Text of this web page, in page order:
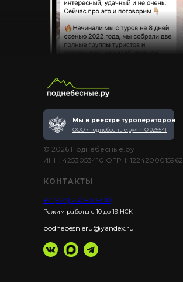
КОНТАКТЫ
+7 (923) 230-30-00
Режим работы с 10 до 19 НСК
podnebesnieru@yandex.ru
© 2026 Поднебесные.ру
Мы в реестре туроператоров
ООО «Поднебесные.ру» РТО 025541
ИНН: 4253053410 ОГРН: 1224200015962